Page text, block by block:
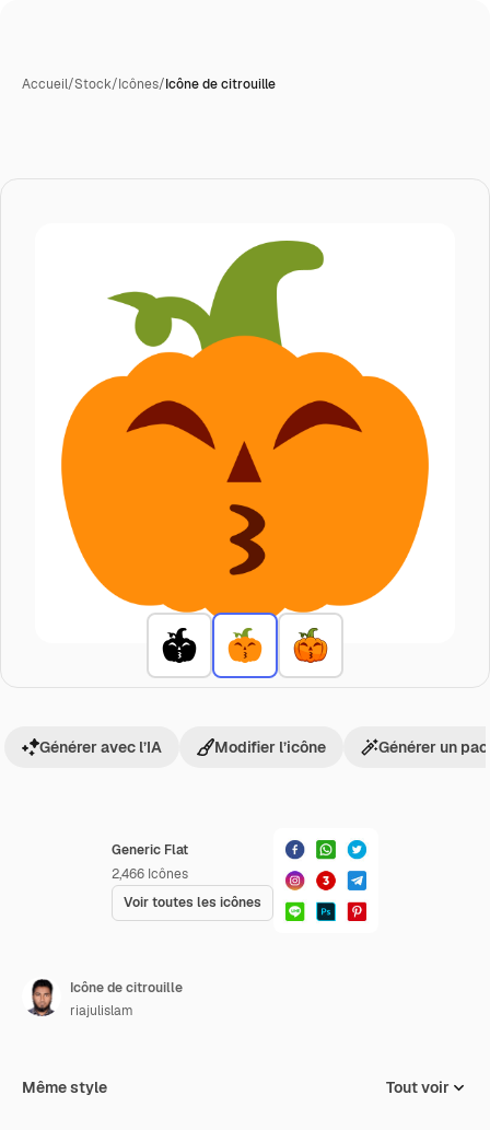
Accueil/Stock/Icônes/Icône de citrouille
Generic Flat
2,466 Icônes
Voir toutes les icônes
Générer avec l’IA Modifier l’icône Générer un
Icône de citrouille
riajulislam
Même style Tout voir